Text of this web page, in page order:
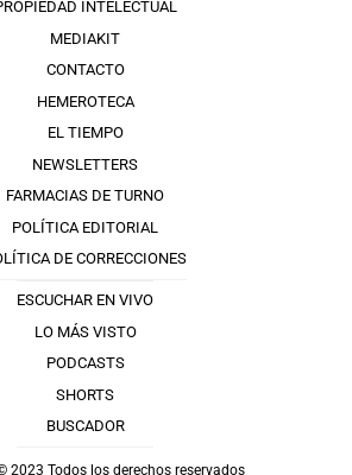
INTELECTUAL
MEDIAKIT
CONTACTO
HEMEROTECA
EL TIEMPO
NEWSLETTERS
FARMACIAS DE TURNO
POLÍTICA EDITORIAL
DE CORRECCIONES
ESCUCHAR EN VIVO
LO MÁS VISTO
PODCASTS
SHORTS
BUSCADOR
2023 Todos los derechos reservados